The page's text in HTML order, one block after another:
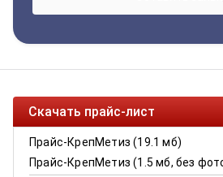
Скачать прайс-лист
Прайс-КрепМетиз (19.1 мб)
Прайс-КрепМетиз (1.5 мб, без